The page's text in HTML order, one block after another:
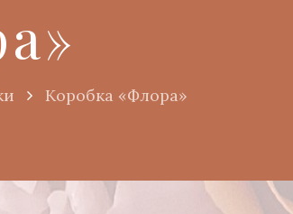
Коробка «Флора»